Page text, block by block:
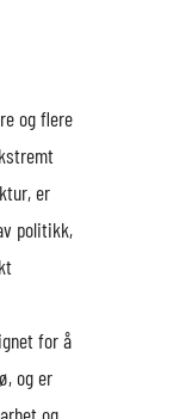
og flere
er
politikk,
for å
og er
og